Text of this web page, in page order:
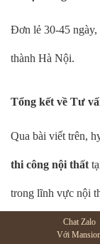
Đơn lẻ 30-45 ngày,
thành Hà Nội.
Tổng kết về Tư
Qua bài viết trên,
thi công nội thất
trong lĩnh vực nội
vị dẫn đầu miền
Chat Zalo
Với